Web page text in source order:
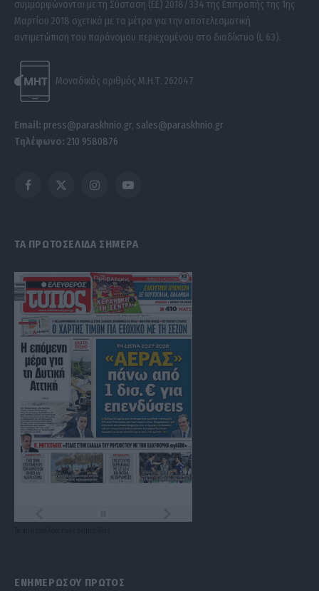
συμμορφώνονται με τη Σύσταση (ΕΕ) 2018/334 της Επιτροπής της 1ης
Μαρτίου 2018 σχετικά με τα μέτρα για την αποτελεσματική
αντιμετώπιση του παράνομου περιεχομένου στο διαδίκτυο (L 63).
Μοναδικός αριθμός Μ.Η.Τ. 262047
Email: press@paraskhnio.gr, sales@paraskhnio.gr
Τηλέφωνο: 210 9580876
Facebook
X
InstagramYouTube
ΤΑ ΠΡΩΤΟΣΕΛΙΔΑ ΣΗΜΕΡΑ
ΕΝΗΜΕΡΩΣΟΥ ΠΡΩΤΟΣ